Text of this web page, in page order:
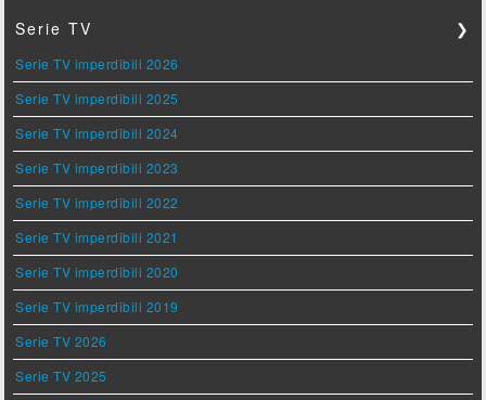
Serie TV ❯
Serie TV imperdibili 2026
Serie TV imperdibili 2025
Serie TV imperdibili 2024
Serie TV imperdibili 2023
Serie TV imperdibili 2022
Serie TV imperdibili 2021
Serie TV imperdibili 2020
Serie TV imperdibili 2019
Serie TV 2026
Serie TV 2025